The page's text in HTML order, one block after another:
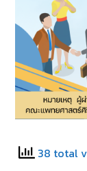
38 total